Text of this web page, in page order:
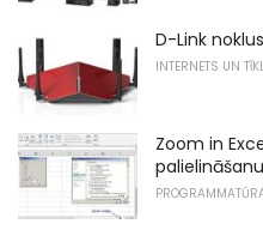
D-Link
INTERNETS UN
Zoom in
palielināšanu